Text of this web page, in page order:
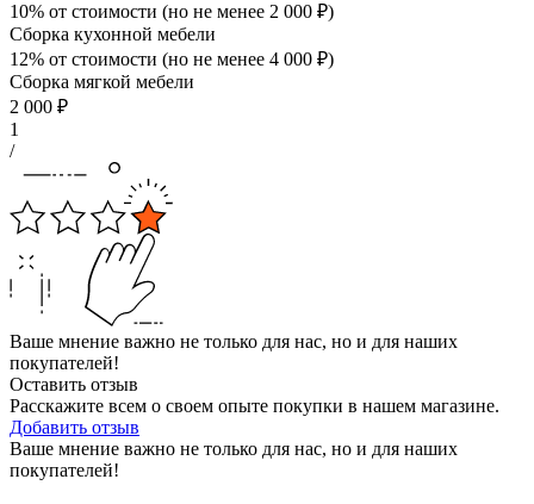
10% от стоимости (но не менее 2 000 ₽)
Сборка кухонной мебели
12% от стоимости (но не менее 4 000 ₽)
Сборка мягкой мебели
2 000 ₽
1
/
Ваше мнение важно не только для нас, но и для наших
покупателей!
Оставить отзыв
Расскажите всем о своем опыте покупки в нашем магазине.
Добавить отзыв
Ваше мнение важно не только для нас, но и для наших
покупателей!